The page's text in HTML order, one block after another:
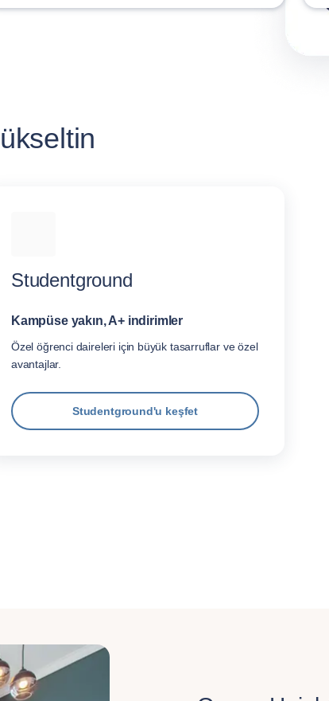
Studentground
Kampüse yakın, A+ indirimler
Özel öğrenci daireleri için büyük tasarruflar ve özel
avantajlar.
Studentground'u keşfet